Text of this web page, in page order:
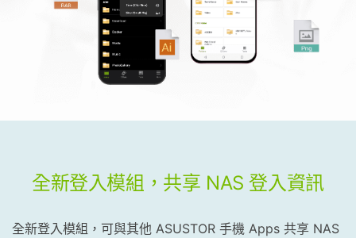
全新登入模組，共享 NAS 登入資訊
全新登入模組，可與其他 ASUSTOR 手機 Apps 共享 NAS